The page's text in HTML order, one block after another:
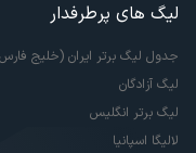
لیگ های پرطرفدار
جدول لیگ برتر ایران (خلیج
لیگ آزادگان
لیگ برتر انگلیس
لالیگا اسپانیا